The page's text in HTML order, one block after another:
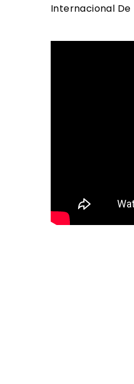
Internacional De